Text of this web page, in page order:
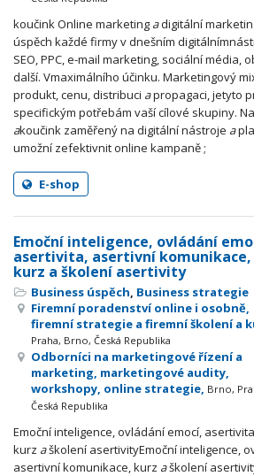
koučink Online marketing adigitální
úspěch každé firmy v dnešním
SEO, PPC, e-mail marketing, sociální média,
další. Vmaximálního účinku. Marketingový
produkt, cenu, distribuci apropagaci, jetyto
specifickým potřebám vaší cílové skupiny.
akoučink zaměřený na digitální nástroje a
umožní zefektivnit online kampaně ;
E-shop
Emoční inteligence, ovládání
asertivita, asertivní komunikace,
kurz a školení asertivity
Business úspěch, Business strategie
Firemní poradenství online i osobně,
firemní strategie a firemní školení a
Praha, Brno, Česká Republika
Odborníci na marketingové řízení a
marketing, marketingové audity,
workshopy, online strategie, Brno,
Česká Republika
Emoční inteligence, ovládání emocí,
kurz aškolení asertivityEmoční inteligence,
asertivní komunikace, kurz aškolení